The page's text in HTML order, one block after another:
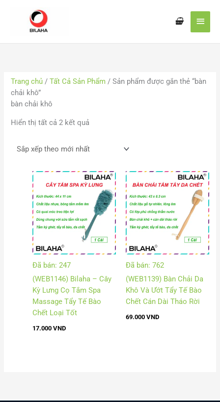
Trang chủ /Tất Cả Sản Phẩm / Sản phẩm được gắn thẻ “bàn
chải khô”
bàn chải khô
Hiển thị tất cả 2 kết quả
theo
Đã bán: 247
(WEB1146) Bilaha – Cây
Kỳ Lưng Cọ Tắm Spa
Massage Tẩy Tế Bào
Chết Loại Tốt
17.000VND
Đã bán: 762
(WEB1139) Bàn Chải Da
Khô Và Ướt Tẩy Tế Bào
Chết Cán Dài Tháo Rời
69.000 VND